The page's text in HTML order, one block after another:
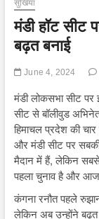
सुर्खियां
मंडी हॉट सीट
बढ़त बनाई
June 4, 2024
मंडी लोकसभा सीट पर
सीट से बॉलीवुड
हिमाचल प्रदेश की
और मंडी सीट पर
मैदान में हैं, लेकिन सबसे
पहला चुनाव है और आज
कंगना रनौत पहले
लेकिन अब उन्होंने